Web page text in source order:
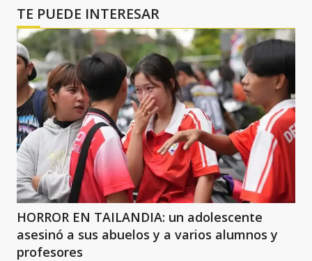
TE PUEDE INTERESAR
HORROR EN TAILANDIA: un adolescente
asesinó a sus abuelos y a varios alumnos y
profesores